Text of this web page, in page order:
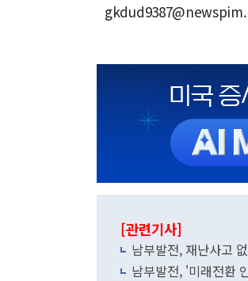
[관련기사]
남부발전, 재난사고
남부발전, '미래전환